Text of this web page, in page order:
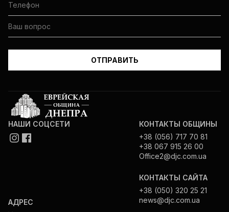
НАШИ СОЦСЕТИ
АДРЕС
КОНТАКТЫ ОБЩИНЫ
+38 (056) 717 70 81
+38 067 915 26 00
Office2@djc.com.ua
КОНТАКТЫ САЙТА
+38 (050) 320 25 21
news@djc.com.ua